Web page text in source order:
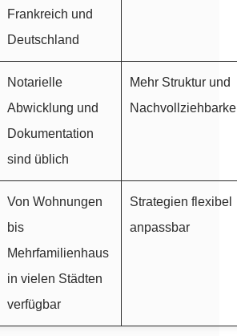
Frankreich und
Deutschland
Notarielle
Abwicklung und
Dokumentation
sind üblich
Mehr Struktur und
Von Wohnungen
bis
Mehrfamilienhaus
in vielen Städten
verfügbar
Strategien flexibel
anpassbar